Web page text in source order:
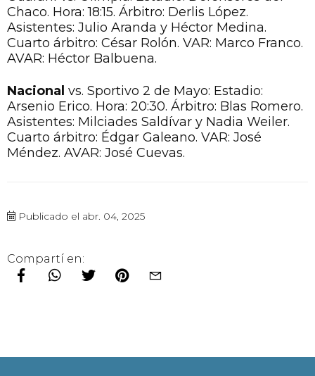
Chaco. Hora: 18:15. Árbitro: Derlis López.
Asistentes: Julio Aranda y Héctor Medina.
Cuarto árbitro: César Rolón. VAR: Marco Franco.
AVAR: Héctor Balbuena.
Nacional vs. Sportivo 2 de Mayo: Estadio:
Arsenio Erico. Hora: 20:30. Árbitro: Blas Romero.
Asistentes: Milciades Saldívar y Nadia Weiler.
Cuarto árbitro: Édgar Galeano. VAR: José
Méndez. AVAR: José Cuevas.
Publicado el abr. 04, 2025
Compartí en: